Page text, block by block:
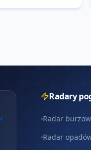
Radary
Radar
Radar